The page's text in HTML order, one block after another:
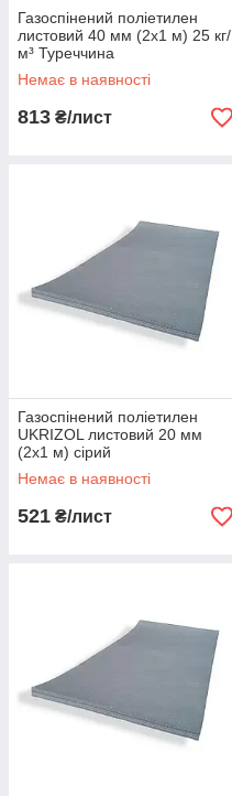
Газоспінений поліетилен
листовий 40 мм (2х1 м) 25 кг/
м³ Туреччина
Немає в наявності
813 ₴/лист
Газоспінений поліетилен
UKRIZOL листовий 20 мм
(2х1 м) сірий
Немає в наявності
521 ₴/лист